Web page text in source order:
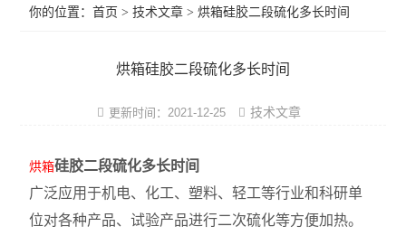
你的位置：首页 >技术文章 > 烘箱硅胶二段硫化多长时间
烘箱硅胶二段硫化多长时间
更新时间：2021-12-25 技术文章
烘箱硅胶二段硫化多长时间
广泛应用于机电、化工、塑料、轻工等行业和科研单
位对各种产品、试验产品进行二次硫化等方便加热。